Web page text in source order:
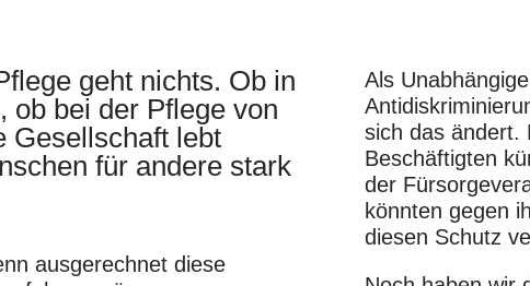
geht nichts. Ob in
ob bei der Pflege von
Gesellschaft lebt
für andere stark
ausgerechnet diese
Als
sich das ändert.
Beschäftigten
der
könnten gegen
diesen Schutz